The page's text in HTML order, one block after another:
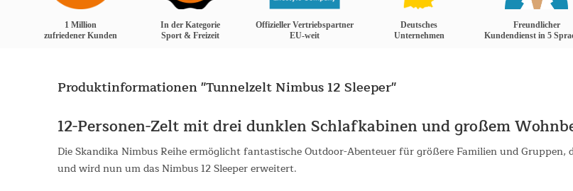
1 Million
zufriedener Kunden
In der Kategorie
Sport & Freizeit
Offizieller Vertriebspartner
EU-weit
Deutsches
Unternehmen
Freundlicher
Kundendienst in 5
Produktinformationen "Tunnelzelt Nimbus 12 Sleeper"
12-Personen-Zelt mit drei dunklen Schlafkabinen und großem
Die Skandika Nimbus Reihe ermöglicht fantastische Outdoor-Abenteuer für größere Familien und
und wird nun um das Nimbus 12 Sleeper erweitert.